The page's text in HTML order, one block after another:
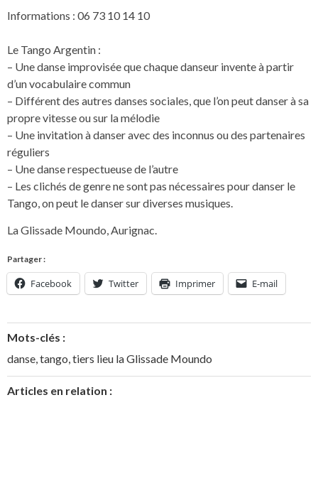
Informations : 06 73 10 14 10
Le Tango Argentin :
– Une danse improvisée que chaque danseur invente à partir
d’un vocabulaire commun
– Différent des autres danses sociales, que l’on peut danser à sa
propre vitesse ou sur la mélodie
– Une invitation à danser avec des inconnus ou des partenaires
réguliers
– Une danse respectueuse de l’autre
– Les clichés de genre ne sont pas nécessaires pour danser le
Tango, on peut le danser sur diverses musiques.
La Glissade Moundo, Aurignac.
Partager :
Facebook Twitter Imprimer E-mail
Mots-clés :
danse tango tiers lieu la Glissade Moundo
Articles en relation :